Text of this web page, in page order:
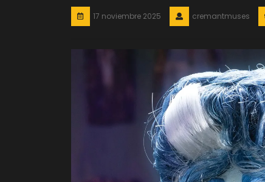
17 noviembre 2025 cremantmuses